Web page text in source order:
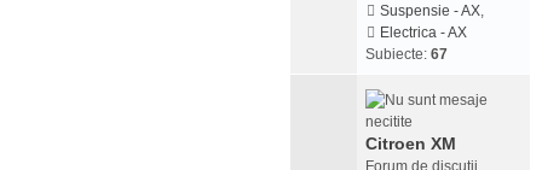
Suspensie - AX,
Electrica - AX
Subiecte: 67
Citroen XM